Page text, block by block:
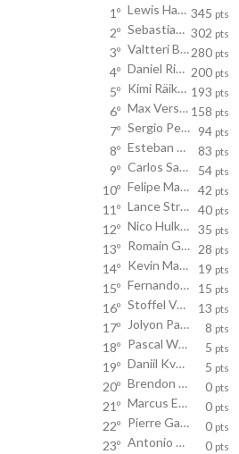
1º Lewis Hamilton 345 pts
2º Sebastian Vettel 302 pts
3º Valtteri Bottas280 pts
4º Daniel Ricciardo 200 pts
5º Kimi Räikkönen 193 pts
6º Max Verstappen 158 pts
7º Sergio Perez 94 pts
8º Esteban Ocon 83 pts
9º Carlos Sainz 54 pts
10º Felipe Massa 42 pts
11º Lance Stroll 40 pts
12º Nico Hulkenberg 35 pts
13º Romain Grosjean 28 pts
14º Kevin Magnussen 19 pts
15º Fernando Alonso 15 pts
16º Stoffel Vandoorne 13 pts
17º Jolyon Palmer 8 pts
18º Pascal Wehrlein 5 pts
19º Daniil Kvyat 5 pts
20º Brendon Hartley 0 pts
21º Marcus Ericsson 0 pts
22º Pierre Gasly 0 pts
23º Antonio Giovinazzi 0 pts